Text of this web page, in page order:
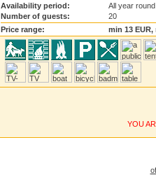
Availability period:
All year round
Number of guests:
20
Price range:
min 13 EUR,
YOU